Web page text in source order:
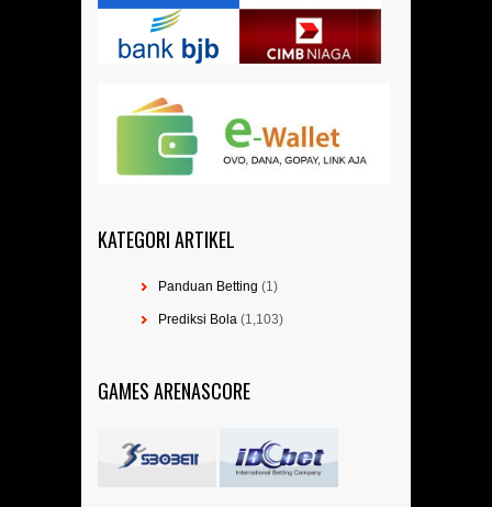
KATEGORI ARTIKEL
Panduan Betting (1)
Prediksi Bola (1,103)
GAMES ARENASCORE